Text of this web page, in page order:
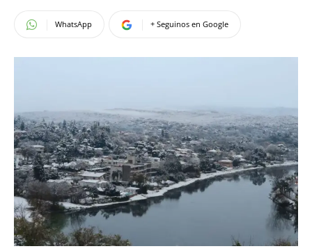
WhatsApp + Seguinos en Google